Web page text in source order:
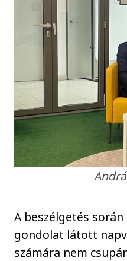
A beszélgetés
gondolat látott
számára nem